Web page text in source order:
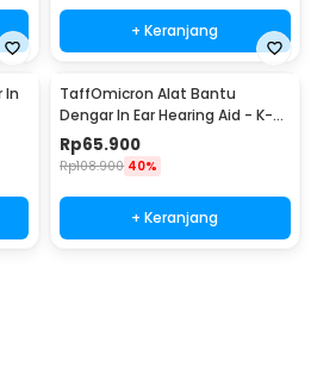
+ Keranjang
In
TaffOmicron Alat Bantu
Dengar In Ear Hearing Aid - K-
88U-Lite
Rp65.900
Rp108.900 40%
+ Keranjang